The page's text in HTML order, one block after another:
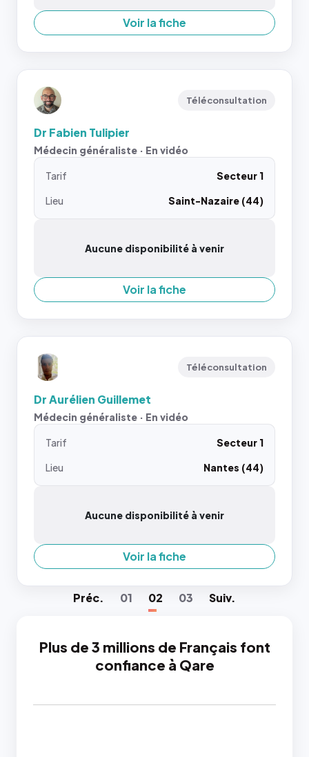
Voir la fiche
Téléconsultation
Dr Fabien Tulipier
Médecin généraliste · En vidéo
Tarif
Secteur 1
Lieu
Saint-Nazaire (44)
Aucune disponibilité à venir
Voir la fiche
Téléconsultation
Dr Aurélien Guillemet
Médecin généraliste · En vidéo
Tarif
Secteur 1
Lieu
Nantes (44)
Aucune disponibilité à venir
Voir la fiche
Préc. 01 02 03 Suiv.
Plus de 3 millions de Français font
confiance à Qare